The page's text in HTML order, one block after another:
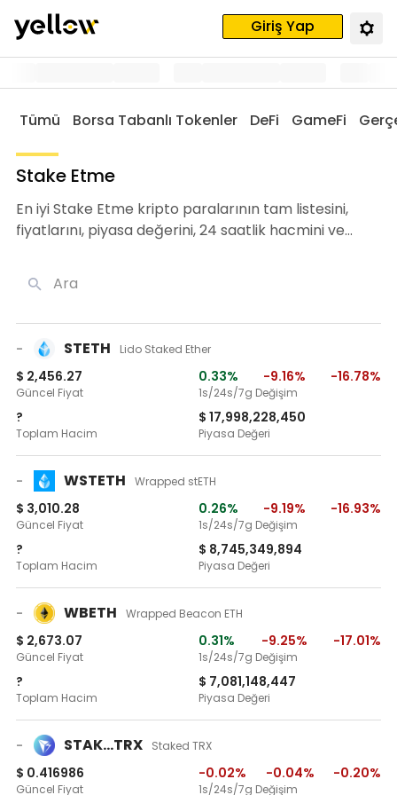
Giriş Yap
Tümü Borsa Tabanlı Tokenler DeFi GameFi
Stake Etme
En iyi Stake Etme kripto paralarının tam listesini,
fiyatlarını, piyasa değerini, 24 saatlik hacmini ve
Ara
- STETH Lido Staked Ether
$ 2,456.27
Güncel Fiyat
0.33% -9.16% -16.78%
1s/24s/7g Değişim
?
Toplam Hacim
$ 17,998,228,450
Piyasa Değeri
- WSTETH Wrapped stETH
$ 3,010.28
Güncel Fiyat
0.26% -9.19% -16.93%
1s/24s/7g Değişim
?
Toplam Hacim
$ 8,745,349,894
Piyasa Değeri
- WBETH Wrapped Beacon ETH
$ 2,673.07
Güncel Fiyat
0.31% -9.25% -17.01%
1s/24s/7g Değişim
?
Toplam Hacim
$ 7,081,148,447
Piyasa Değeri
- STAK…TRX Staked TRX
$ 0.416986
Güncel Fiyat
-0.02% -0.04% -0.20%
1s/24s/7g Değişim